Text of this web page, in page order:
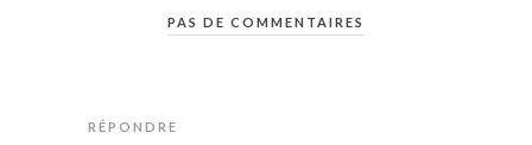
PAS DE COMMENTAIRES
RÉPONDRE